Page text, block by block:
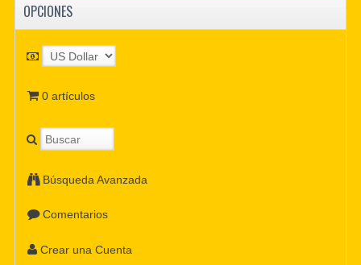
OPCIONES
0 artículos
Búsqueda Avanzada
Comentarios
Crear una Cuenta